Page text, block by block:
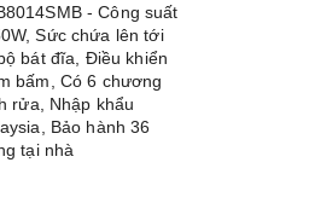
- Công suất
Sức chứa lên tới
bát đĩa, Điều khiển
bấm, Có 6 chương
rửa, Nhập khẩu
Bảo hành 36
tại nhà